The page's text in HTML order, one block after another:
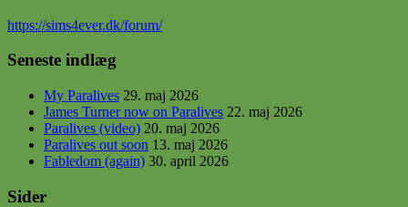
https://sims4ever.dk/forum/
Seneste indlæg
My Paralives 29. maj 2026
James Turner now on Paralives 22. maj 2026
Paralives (video) 20. maj 2026
Paralives out soon 13. maj 2026
Fabledom (again) 30. april 2026
Sider